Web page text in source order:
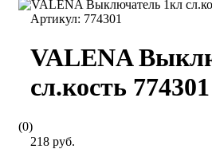
Артикул: 774301
VALENA
сл.кость 774301
(0)
218 руб.